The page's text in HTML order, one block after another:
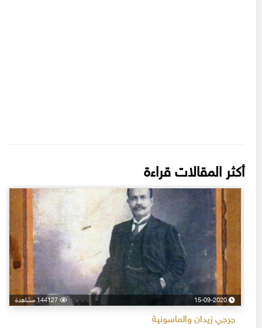
أكثر المقالات قراءة
15-09-2020 144127 مشاهدة
جرجي زيدان والماسونية